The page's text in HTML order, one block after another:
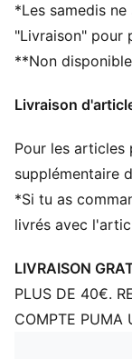
surfaces
RUNGUIDE :
maintenir ton
La tige des
DÉTAILS
Largeur taille
Tige en mesh
respirabilité et
une durabilité
sécurisé
Dénivelé talon-
Recommandé
*Les samedis
"Livraison" pour
**Non
Livraison
Pour les articles
supplémentaire
*Si tu as
livrés avec
LIVRAISON
PLUS DE 40€.
COMPTE PUMA